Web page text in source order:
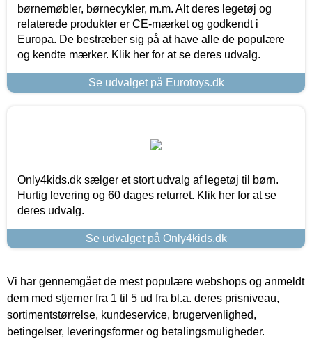
børnemøbler, børnecykler, m.m. Alt deres legetøj og
relaterede produkter er CE-mærket og godkendt i
Europa. De bestræber sig på at have alle de populære
og kendte mærker. Klik her for at se deres udvalg.
Se udvalget på Eurotoys.dk
Only4kids.dk sælger et stort udvalg af legetøj til børn.
Hurtig levering og 60 dages returret. Klik her for at se
deres udvalg.
Se udvalget på Only4kids.dk
Vi har gennemgået de mest populære webshops og anmeldt
dem med stjerner fra 1 til 5 ud fra bl.a. deres prisniveau,
sortimentstørrelse, kundeservice, brugervenlighed,
betingelser, leveringsformer og betalingsmuligheder.